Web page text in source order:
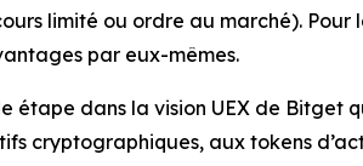
limité ou ordre au marché).
par eux-mêmes.
étape dans la vision UEX de
cryptographiques, aux tokens